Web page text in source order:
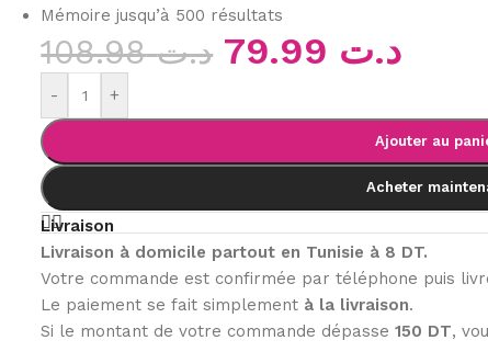
Mémoire jusqu’à 500 résultats
د.ت108.98 د.ت
- +
Ajouter au
Acheter
Livraison
Livraison à domicile partout en Tunisie à 8 DT.
Votre commande est confirmée par téléphone puis
Le paiement se fait simplement à la livraison.
Si le montant de votre commande dépasse150 DT,